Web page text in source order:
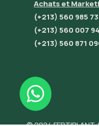
Achats et
(+213) 560 985
(+213) 560 007
(+213) 560 871